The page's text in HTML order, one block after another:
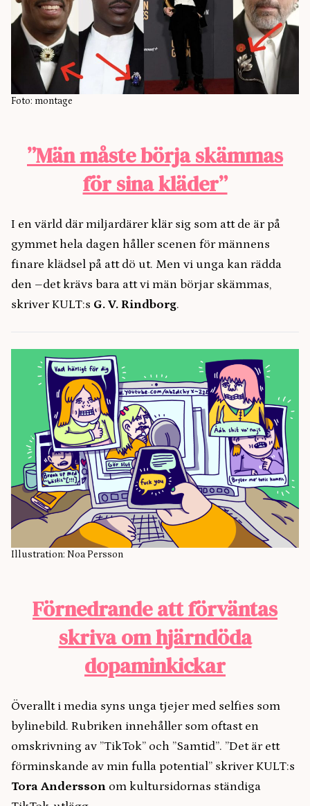
Foto: montage
”Män måste börja skämmas
för sina kläder”
I en värld där miljardärer klär sig som att de är på
gymmet hela dagen håller scenen för männens
finare klädsel på att dö ut. Men vi unga kan rädda
den –det krävs bara att vi män börjar skämmas,
skriver KULT:s G. V. Rindborg.
Illustration: Noa Persson
Förnedrande att förväntas
skriva om hjärndöda
dopaminkickar
Överallt i media syns unga tjejer med selfies som
bylinebild. Rubriken innehåller som oftast en
omskrivning av ”TikTok” och ”Samtid”. ”Det är ett
förminskande av min fulla potential” skriver KULT:s
Tora Andersson om kultursidornas ständiga